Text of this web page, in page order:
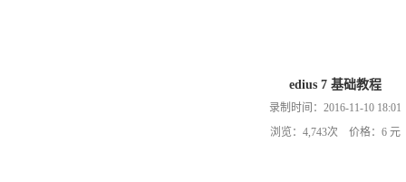
edius 7 基础教程
录制时间：2016-11-10 18:01
浏览：4,743次 价格：6 元